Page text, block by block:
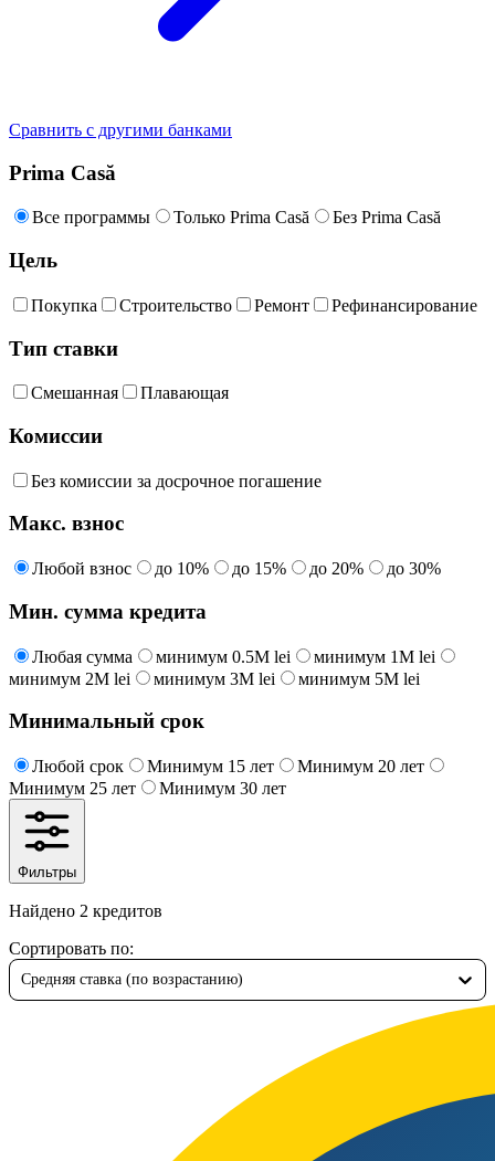
Сравнить с другими банками
Prima Casă
Все программы Только Prima Casă Без Prima Casă
Цель
Покупка Строительство Ремонт Рефинансирование
Тип ставки
Смешанная Плавающая
Комиссии
Без комиссии за досрочное погашение
Макс. взнос
Любой взнос до 10% до 15% до 20% до 30%
Мин. сумма кредита
Любая сумма минимум 0.5M lei
минимум 1M lei
минимум 2M lei
минимум 3M lei минимум 5M lei
Минимальный срок
Любой срок Минимум 15 лет
Минимум 20 лет
Минимум 25 лет
Минимум 30 лет
Фильтры
Найдено 2 кредитов
Сортировать по:
Средняя ставка (по возрастанию)